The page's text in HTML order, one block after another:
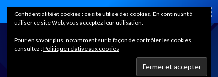
Home
Confidentialité et cookies : ce site utilise des cookies. En continuant à
utiliser ce site Web, vous acceptez leur utilisation.
Pour en savoir plus, notamment sur la façon de contrôler les cookies,
consultez :Politique relative aux cookies